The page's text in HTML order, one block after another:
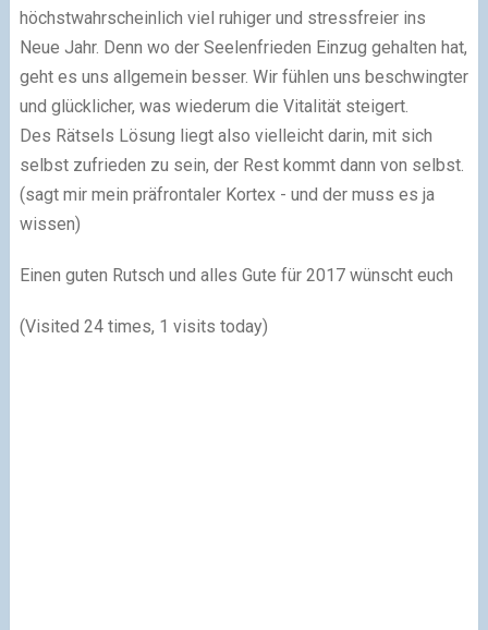
höchstwahrscheinlich viel ruhiger und stressfreier ins
Neue Jahr. Denn wo der Seelenfrieden Einzug gehalten hat,
geht es uns allgemein besser. Wir fühlen uns beschwingter
und glücklicher, was wiederum die Vitalität steigert.
Des Rätsels Lösung liegt also vielleicht darin, mit sich
selbst zufrieden zu sein, der Rest kommt dann von selbst.
(sagt mir mein präfrontaler Kortex - und der muss es ja
wissen)
Einen guten Rutsch und alles Gute für 2017 wünscht euch
(Visited 24 times, 1 visits today)